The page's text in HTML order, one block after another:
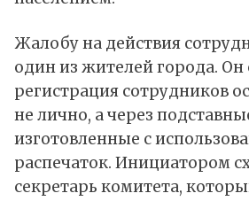
Жалобу на действия
один из жителей города. Он
регистрация сотрудников
не лично, а через
изготовленные с
распечаток. Инициатором
секретарь комитета,